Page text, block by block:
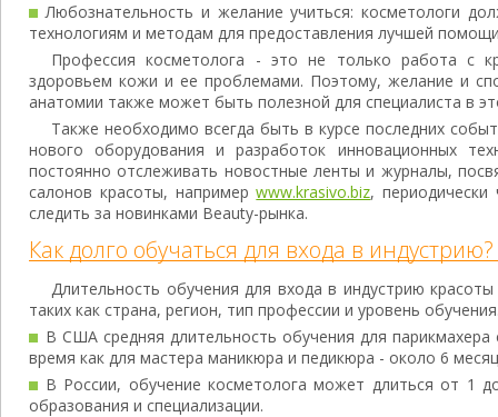
Любознательность и желание учиться: косметологи
технологиям и методам для предоставления лучшей
Профессия косметолога - это не только работа с
здоровьем кожи и ее проблемами. Поэтому, желание и
анатомии также может быть полезной для специалиста в
Также необходимо всегда быть в курсе последних
нового оборудования и разработок инновационных
постоянно отслеживать новостные ленты и журналы,
салонов красоты, напримерwww.krasivo.biz,
следить за новинками Beauty-рынка.
Как долго обучаться для входа в индустрию?
Длительность обучения для входа в индустрию
таких как страна, регион, тип профессии и уровень
В США средняя длительность обучения для
время как для мастера маникюра и педикюра - около 6
В России, обучение косметолога может длиться от 1
образования и специализации.